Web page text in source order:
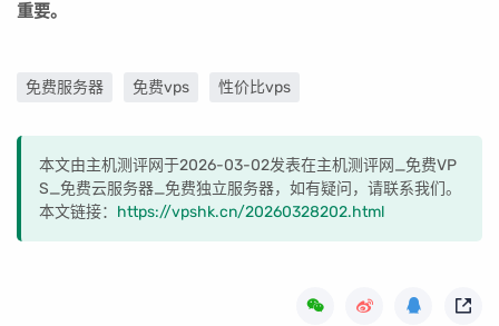
重要。
免费服务器 免费vps 性价比vps
本文由主机测评网于2026-03-02发表在主机测评网_免费VP
S_免费云服务器_免费独立服务器，如有疑问，请联系我们。
本文链接： https://vpshk.cn/20260328202.html